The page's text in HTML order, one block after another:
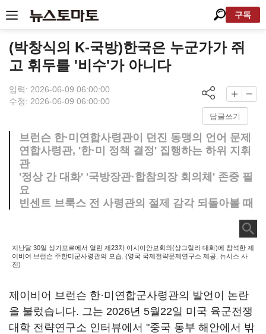
구독
(박창식의 K-국방)한국은 누군가가 쥐
고 휘두를 '비수'가 아니다
입력: 2026-06-09 06:00:00
수정: 2026-06-09 06:00:00
답글쓰기
브런슨 한·미연합사령관이 던진 동맹의 언어 문제
연합사령관, '한·미 정책 결정' 집행하는 하위 지휘
관
'정상 간 대화' '국방장관·합참의장 회의체' 존중 필
요
빈센트 브룩스 전 사령관의 절제 감각 되돌아볼 때
지난달 30일 싱가포르에서 열린 제23차 아시아안보회의(샹그릴라 대화)에 참석한 제
이비어 브런슨 주한미군사령관의 모습. (영국 국제전략문제연구소 제공, 뉴시스 사
진)
제이비어 브런슨 한·미연합군사령관의 발언이 논란
을 불렀습니다. 그는 2026년 5월22일 미국 육군전쟁
대학 전략연구소 인터뷰에서 "중국 동부 해안에서 밖